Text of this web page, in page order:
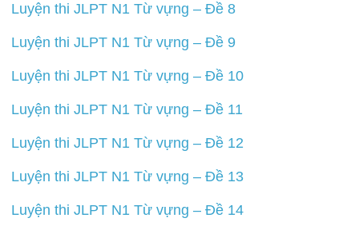
Luyện thi JLPT N1 Từ vựng – Đề 8
Luyện thi JLPT N1 Từ vựng – Đề 9
Luyện thi JLPT N1 Từ vựng – Đề 10
Luyện thi JLPT N1 Từ vựng – Đề 11
Luyện thi JLPT N1 Từ vựng – Đề 12
Luyện thi JLPT N1 Từ vựng – Đề 13
Luyện thi JLPT N1 Từ vựng – Đề 14